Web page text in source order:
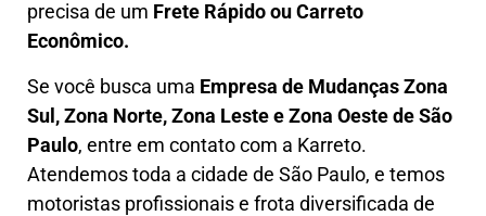
precisa de um Frete Rápido ou Carreto
Econômico.
Se você busca uma Empresa de Mudanças Zona
Sul, Zona Norte, Zona Leste e Zona Oeste de São
Paulo, entre em contato com a Karreto.
Atendemos toda a cidade de São Paulo, e temos
motoristas profissionais e frota diversificada de